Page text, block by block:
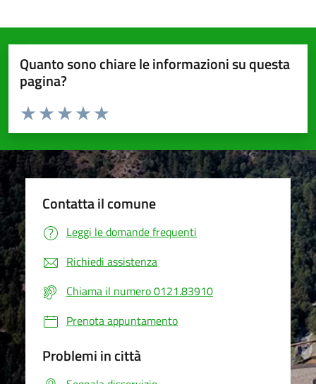
Quanto sono chiare le informazioni su questa
pagina?
Valuta da 1 a 5 stelle la pagina
Valuta 5 stelle su 5
Valuta 4 stelle su 5
Valuta 3 stelle su 5
Valuta 2 stelle su 5
Valuta 1 stelle su 5
Contatta il comune
Leggi le domande frequenti
Richiedi assistenza
Chiama il numero 0121.83910
Prenota appuntamento
Problemi in città